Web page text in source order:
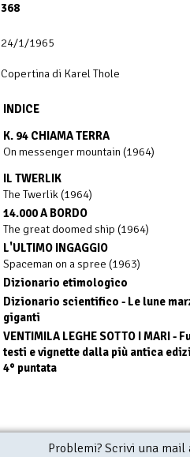
368
24/1/1965
Copertina di Karel Thole
INDICE
K. 94 CHIAMA TERRA
On messenger mountain (1964)
IL TWERLIK
The Twerlik (1964)
14.000 A BORDO
The great doomed ship (1964)
L'ULTIMO INGAGGIO
Spaceman on a spree (1963)
Dizionario etimologico
Dizionario scientifico - Le lune
giganti
VENTIMILA LEGHE SOTTO I MARI -
testi e vignette dalla più antica
4° puntata
Problemi? Scrivi una